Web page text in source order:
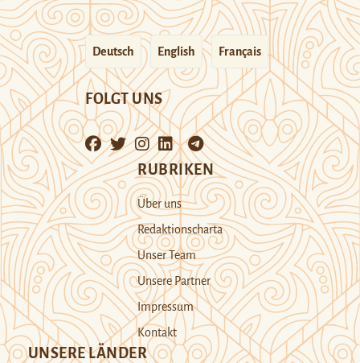
Deutsch English Français
FOLGT UNS
RUBRIKEN
Über uns
Redaktionscharta
Unser Team
Unsere Partner
Impressum
Kontakt
UNSERE LÄNDER